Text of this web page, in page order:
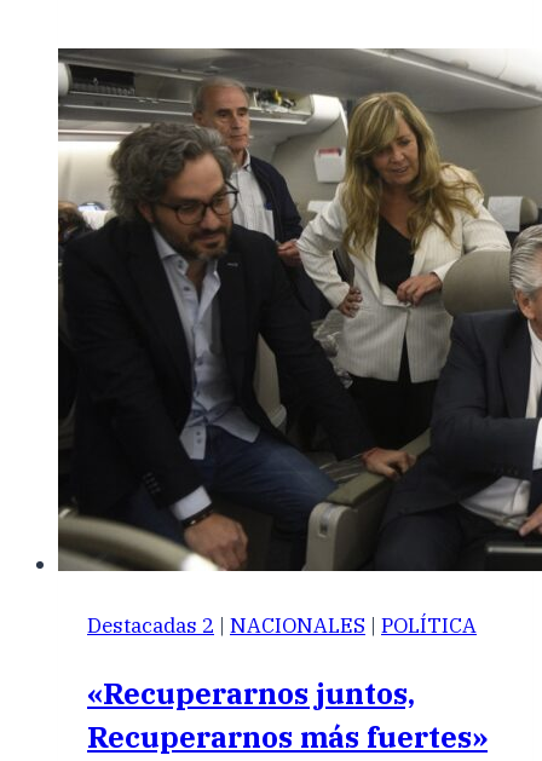
Destacadas 2 | NACIONALES | POLÍTICA
«Recuperarnos juntos,
Recuperarnos más fuertes»